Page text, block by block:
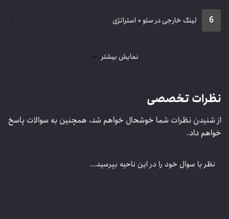
لینک خارجی در سئو + استراتژی
نمایش بیشتر
تخصصی
شنیدن نظرات شما خوشحال خواهم شد، همچنین به سوالات پاسخ
داد.